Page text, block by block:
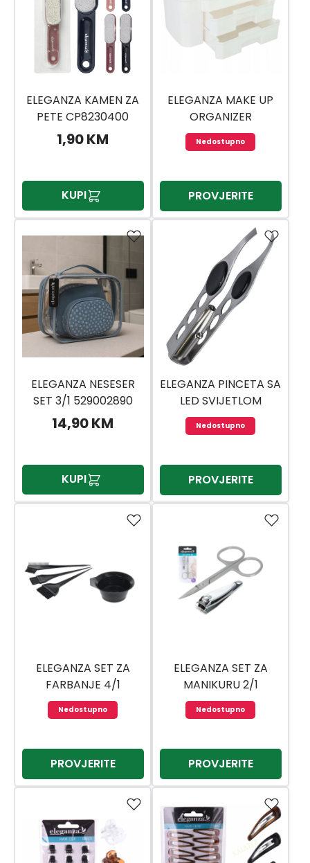
ELEGANZA KAMEN ZA
PETE CP8230400
1,90 KM
KUPI
ELEGANZA MAKE UP
ORGANIZER
529002680
Nedostupno
PROVJERITE
ELEGANZA NESESER
SET 3/1 529002890
14,90 KM
KUPI
ELEGANZA PINCETA SA
LED SVIJETLOM
529001380
Nedostupno
PROVJERITE
ELEGANZA SET ZA
FARBANJE 4/1
529001340
Nedostupno
PROVJERITE
ELEGANZA SET ZA
MANIKURU 2/1
Nedostupno
PROVJERITE